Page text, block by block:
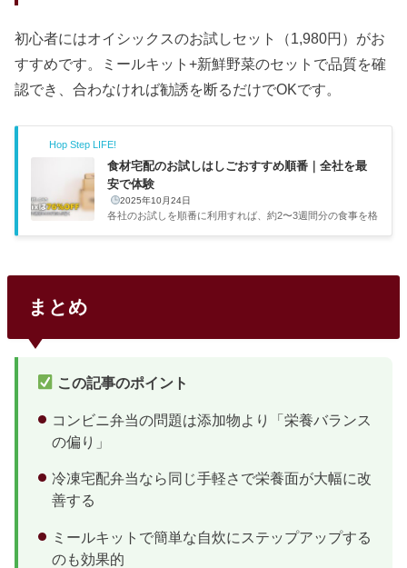
初心者にはオイシックスのお試しセット（1,980円）がお
すすめです。ミールキット+新鮮野菜のセットで品質を確
認でき、合わなければ勧誘を断るだけでOKです。
Hop Step LIFE!
食材宅配のお試しはしごおすすめ順番｜全社を最
安で体験
2025年10月24日
各社のお試しを順番に利用すれば、約2〜3週間分の食事を格
ベストな順番をまとめました。お試しはしごがおすすめな理
試しセット比較一覧サービスお試し価格通常価格相当割引率
まとめ
この記事のポイント
コンビニ弁当の問題は添加物より「栄養バランス
の偏り」
冷凍宅配弁当なら同じ手軽さで栄養面が大幅に改
善する
ミールキットで簡単な自炊にステップアップする
のも効果的